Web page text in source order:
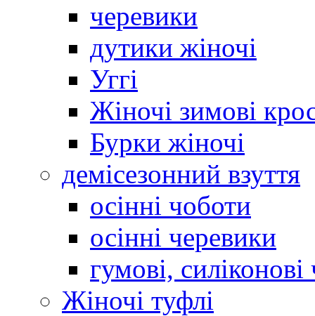
черевики
дутики жіночі
Уггі
Жіночі зимові
Бурки жіночі
демісезонний взуття
осінні чоботи
осінні черевики
гумові,
Жіночі туфлі